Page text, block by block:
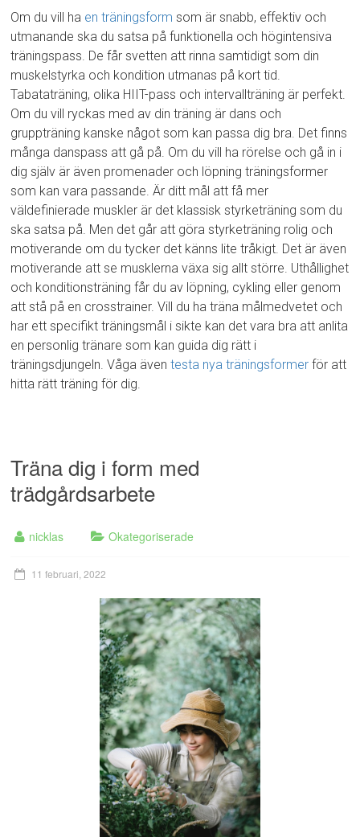
Om du vill ha en träningsform som är snabb, effektiv och
utmanande ska du satsa på funktionella och högintensiva
träningspass. De får svetten att rinna samtidigt som din
muskelstyrka och kondition utmanas på kort tid.
Tabataträning, olika HIIT-pass och intervallträning är perfekt.
Om du vill ryckas med av din träning är dans och
gruppträning kanske något som kan passa dig bra. Det finns
många danspass att gå på. Om du vill ha rörelse och gå in i
dig själv är även promenader och löpning träningsformer
som kan vara passande. Är ditt mål att få mer
väldefinierade muskler är det klassisk styrketräning som du
ska satsa på. Men det går att göra styrketräning rolig och
motiverande om du tycker det känns lite tråkigt. Det är även
motiverande att se musklerna växa sig allt större. Uthållighet
och konditionsträning får du av löpning, cykling eller genom
att stå på en crosstrainer. Vill du ha träna målmedvetet och
har ett specifikt träningsmål i sikte kan det vara bra att anlita
en personlig tränare som kan guida dig rätt i
träningsdjungeln. Våga äventesta nya träningsformer för att
hitta rätt träning för dig.
Träna dig i form med
trädgårdsarbete
nicklas Okategoriserade
11 februari, 2022